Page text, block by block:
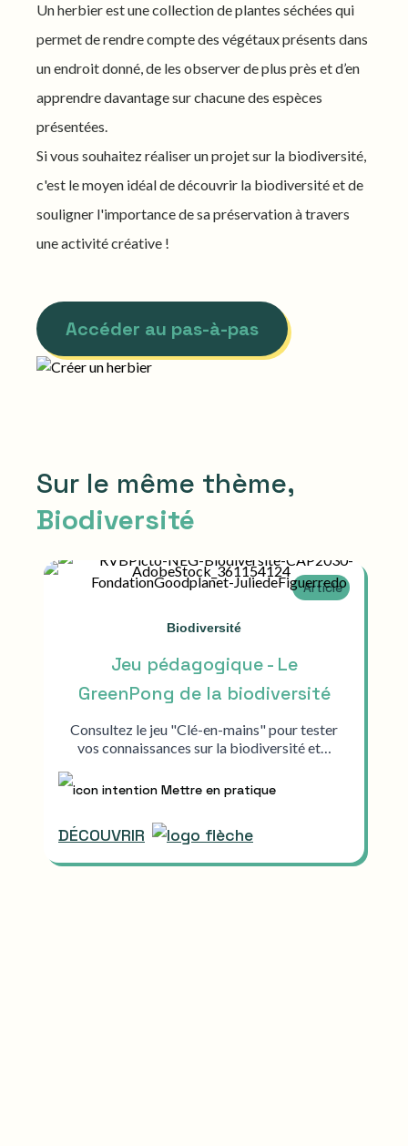
Un herbier est une collection de plantes séchées qui
permet de rendre compte des végétaux présents dans
un endroit donné, de les observer de plus près et d’en
apprendre davantage sur chacune des espèces
présentées.
Si vous souhaitez réaliser un projet sur la biodiversité,
c'est le moyen idéal de découvrir la biodiversité et de
souligner l'importance de sa préservation à travers
une activité créative !
Accéder au pas-à-pas
Sur le même thème,
Biodiversité
Article
Biodiversité
Jeu pédagogique - Le
GreenPong de la biodiversité
Consultez le jeu "Clé-en-mains" pour tester
vos connaissances sur la biodiversité et…
Mettre en pratique
DÉCOUVRIR